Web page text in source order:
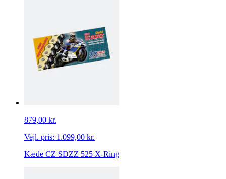
879,00 kr.
Vejl. pris: 1.099,00 kr.
Kæde CZ SDZZ 525 X-Ring